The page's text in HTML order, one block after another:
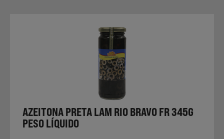
AZEITONA PRETA LAM RIO BRAVO FR 345G
PESO LÍQUIDO